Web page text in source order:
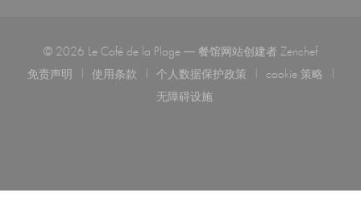
© 2026 Le Café de la Plage — 餐馆网站创建者 Zenchef((在新窗
免责声明
使用条款 个人数据保护政策 cookie 策略
无障碍设施